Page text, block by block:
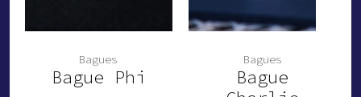
Bagues
Bague Phi
Bagues
Bague